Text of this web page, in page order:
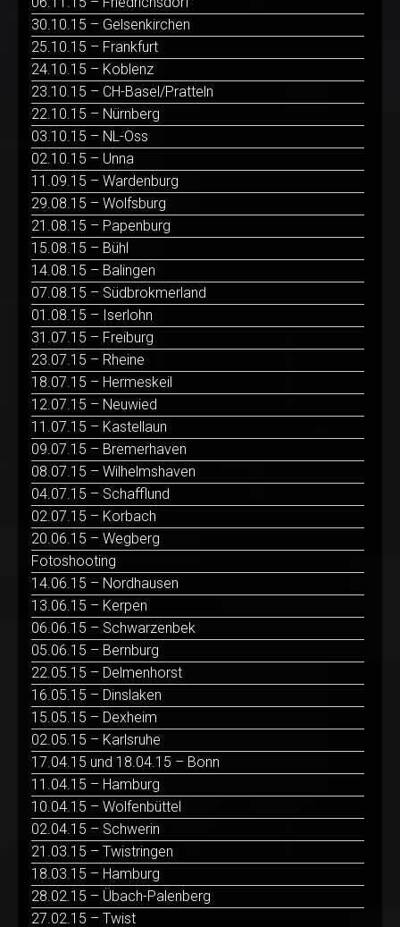
30.10.15 – Gelsenkirchen
25.10.15 – Frankfurt
24.10.15 – Koblenz
23.10.15 – CH-Basel/Pratteln
22.10.15 – Nürnberg
03.10.15 – NL-Oss
02.10.15 – Unna
11.09.15 – Wardenburg
29.08.15 – Wolfsburg
21.08.15 – Papenburg
15.08.15 – Bühl
14.08.15 – Balingen
07.08.15 – Südbrokmerland
01.08.15 – Iserlohn
31.07.15 – Freiburg
23.07.15 – Rheine
18.07.15 – Hermeskeil
12.07.15 – Neuwied
11.07.15 – Kastellaun
09.07.15 – Bremerhaven
08.07.15 – Wilhelmshaven
04.07.15 – Schafflund
02.07.15 – Korbach
20.06.15 – Wegberg
Fotoshooting
14.06.15 – Nordhausen
13.06.15 – Kerpen
06.06.15 – Schwarzenbek
05.06.15 – Bernburg
22.05.15 – Delmenhorst
16.05.15 – Dinslaken
15.05.15 – Dexheim
02.05.15 – Karlsruhe
17.04.15 und 18.04.15 – Bonn
11.04.15 – Hamburg
10.04.15 – Wolfenbüttel
02.04.15 – Schwerin
21.03.15 – Twistringen
18.03.15 – Hamburg
28.02.15 – Übach-Palenberg
27.02.15 – Twist